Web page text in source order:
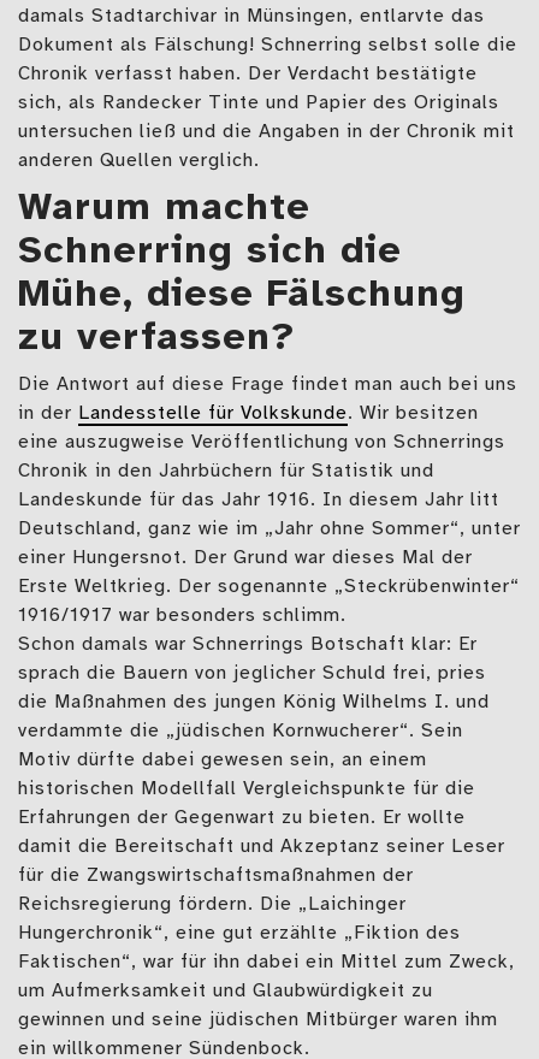
damals Stadtarchivar in Münsingen, entlarvte das
Dokument als Fälschung! Schnerring selbst solle die
Chronik verfasst haben. Der Verdacht bestätigte
sich, als Randecker Tinte und Papier des Originals
untersuchen ließ und die Angaben in der Chronik mit
anderen Quellen verglich.
Warum machte
Schnerring sich die
Mühe, diese Fälschung
zu verfassen?
Die Antwort auf diese Frage findet man auch bei uns
in der Landesstelle für Volkskunde. Wir besitzen
eine auszugweise Veröffentlichung von Schnerrings
Chronik in den Jahrbüchern für Statistik und
Landeskunde für das Jahr 1916. In diesem Jahr litt
Deutschland, ganz wie im „Jahr ohne Sommer“, unter
einer Hungersnot. Der Grund war dieses Mal der
Erste Weltkrieg. Der sogenannte „Steckrübenwinter“
1916/1917 war besonders schlimm.
Schon damals war Schnerrings Botschaft klar: Er
sprach die Bauern von jeglicher Schuld frei, pries
die Maßnahmen des jungen König Wilhelms I. und
verdammte die „jüdischen Kornwucherer“. Sein
Motiv dürfte dabei gewesen sein, an einem
historischen Modellfall Vergleichspunkte für die
Erfahrungen der Gegenwart zu bieten. Er wollte
damit die Bereitschaft und Akzeptanz seiner Leser
für die Zwangswirtschaftsmaßnahmen der
Reichsregierung fördern. Die „Laichinger
Hungerchronik“, eine gut erzählte „Fiktion des
Faktischen“, war für ihn dabei ein Mittel zum Zweck,
um Aufmerksamkeit und Glaubwürdigkeit zu
gewinnen und seine jüdischen Mitbürger waren ihm
ein willkommener Sündenbock.